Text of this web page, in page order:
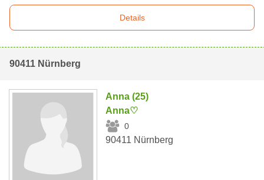
Details
90411 Nürnberg
Anna (25)
Anna♡
0
90411 Nürnberg